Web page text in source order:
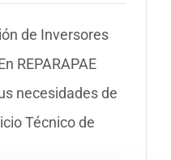
de Inversores
REPARAPAE
necesidades de
Técnico de